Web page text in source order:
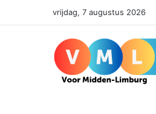
vrijdag, 7 augustus 2026